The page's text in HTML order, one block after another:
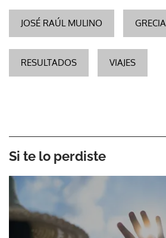
JOSÉ RAÚL MULINO GRECIA
RESULTADOS VIAJES
Si te lo perdiste